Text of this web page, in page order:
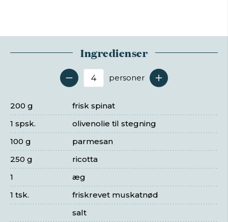
Ingredienser
Antal serveringer
personer
frisk spinat
200 g
olivenolie til stegning
1 spsk.
parmesan
100 g
ricotta
250 g
æg
1
friskrevet muskatnød
1 tsk.
salt